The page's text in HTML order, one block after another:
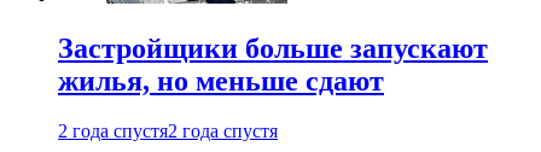
Застройщики больше запускают
жилья, но меньше сдают
2 года спустя2 года спустя